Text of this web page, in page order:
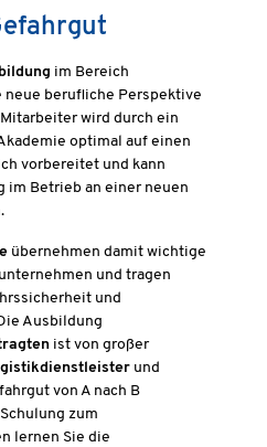
im Bereich
neue berufliche Perspektive
wird durch ein
optimal auf einen
vorbereitet und kann
im Betrieb an einer neuen
übernehmen damit wichtige
und tragen
und
Ausbildung
ist von großer
und
von A nach B
zum
lernen Sie die